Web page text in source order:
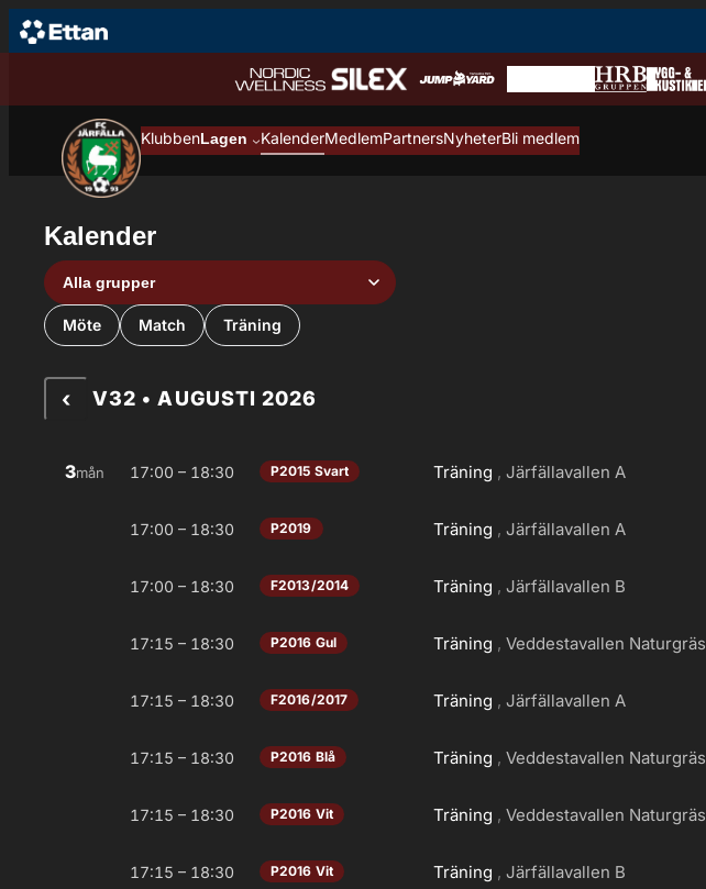
Hoppa till innehåll
Hoppa
till
KlubbenLagen KalenderMedlemPartnersNyheterBli medlem
Kalender
Grupp
Aktivitetstyp
Möte Match Träning
‹ V32 • AUGUSTI 2026
3mån 17:00 – 18:30 P2015 Svart Träning Järfällavallen A
17:00 – 18:30 P2019 Träning Järfällavallen A
17:00 – 18:30 F2013/2014 Träning Järfällavallen B
17:15 – 18:30 P2016 Gul Träning Veddestavallen Naturgräs
17:15 – 18:30 F2016/2017 Träning Järfällavallen A
17:15 – 18:30 P2016 Blå Träning Veddestavallen Naturgräs
17:15 – 18:30 P2016 Vit Träning Veddestavallen Naturgräs
17:15 – 18:30 P2016 Vit Träning Järfällavallen B